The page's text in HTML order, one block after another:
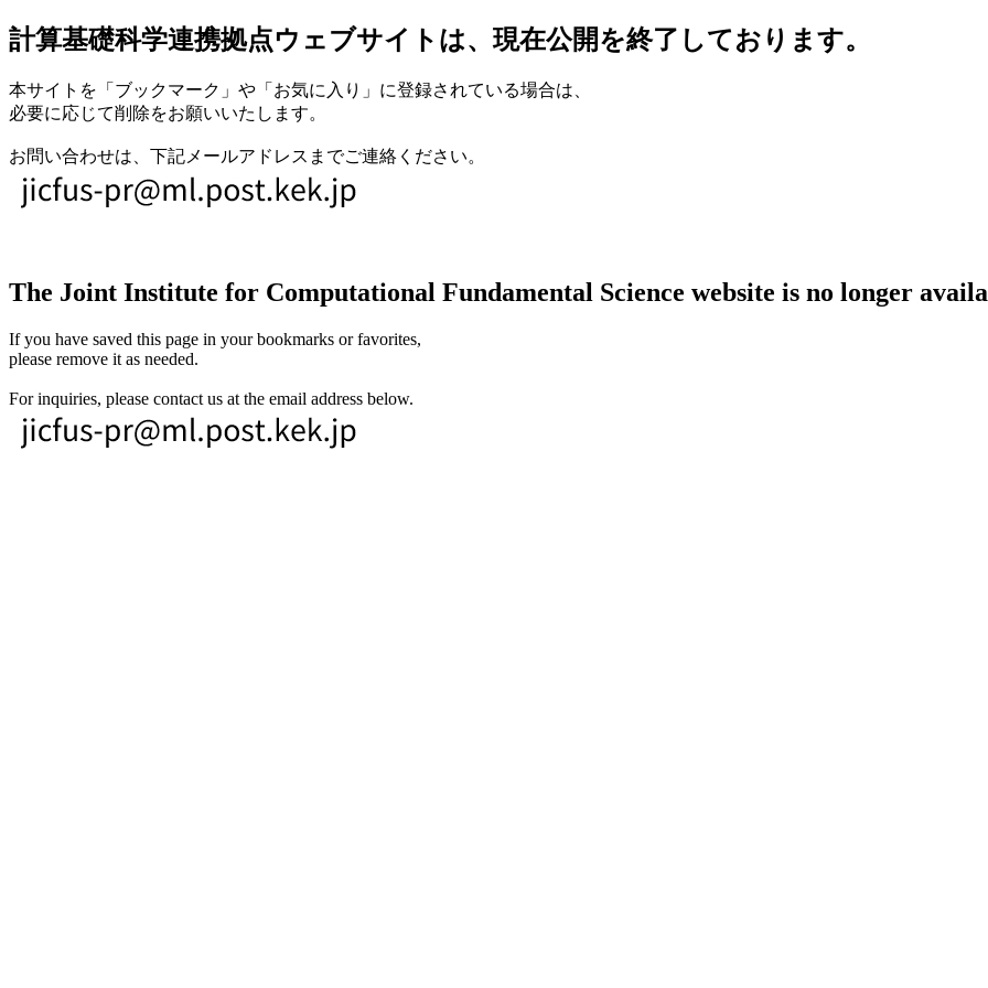
計算基礎科学連携拠点ウェブサイトは、現在公開を終了しております。
本サイトを「ブックマーク」や「お気に入り」に登録されている場合は、
必要に応じて削除をお願いいたします。
お問い合わせは、下記メールアドレスまでご連絡ください。
The Joint Institute for Computational Fundamental Science website is no longer
If you have saved this page in your bookmarks or favorites,
please remove it as needed.
For inquiries, please contact us at the email address below.